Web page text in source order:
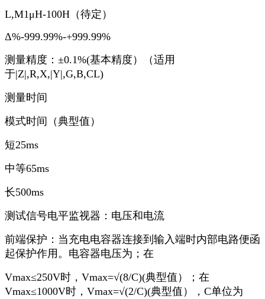
L,M1μH-100H（待定）
Δ%-999.99%-+999.99%
测量精度：±0.1%(基本精度）（适用
于|Z|,R,X,|Y|,G,B,CL)
测量时间
模式时间（典型值）
短25ms
中等65ms
长500ms
测试信号电平监视器：电压和电流
前端保护：当充电电容器连接到输入端时内部电路便函
起保护作用。电容器电压为；在
Vmax≤250V时，Vmax=√(8/C)(典型值）；在
Vmax≤1000V时，Vmax=√(2/C)(典型值），C单位为